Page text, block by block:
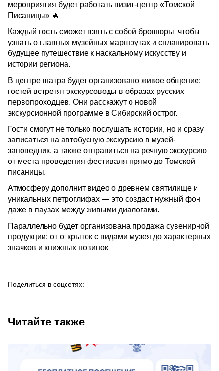
мероприятия будет работать визит-центр «Томской
Писаницы» 🔥
Каждый гость сможет взять с собой брошюры, чтобы
узнать о главных музейных маршрутах и спланировать
будущее путешествие к наскальному искусству и
истории региона.
В центре шатра будет организовано живое общение:
гостей встретят экскурсоводы в образах русских
первопроходцев. Они расскажут о новой
экскурсионной программе в Сибирский острог.
Гости смогут не только послушать истории, но и сразу
записаться на автобусную экскурсию в музей-
заповедник, а также отправиться на речную экскурсию
от места проведения фестиваля прямо до Томской
писаницы.
Атмосферу дополнит видео о древнем святилище и
уникальных петроглифах — это создаст нужный фон
даже в паузах между живыми диалогами.
Параллельно будет организована продажа сувенирной
продукции: от открыток с видами музея до характерных
значков и книжных новинок.
Поделиться в соцсетях:
Читайте также